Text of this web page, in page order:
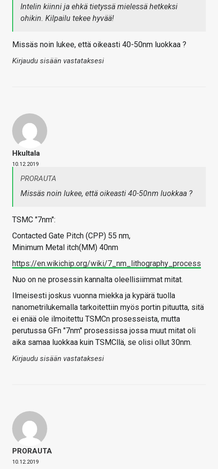
Intelin kiinni ja ehkä tietyssä mielessä hetkeksi
ohikin. Kilpailu tekee hyvää!
Missäs noin lukee, että oikeasti 40-50nm luokkaa ?
Kirjaudu sisään vastataksesi
Hkultala
10.12.2019
PRORAUTA
Missäs noin lukee, että oikeasti 40-50nm luokkaa ?
TSMC "7nm":
Contacted Gate Pitch (CPP) 55 nm,
Minimum Metal itch(MM) 40nm
https://en.wikichip.org/wiki/7_nm_lithography_process
Nuo on ne prosessin kannalta oleellisiimmat mitat.
Ilmeisesti joskus vuonna miekka ja kypärä tuolla
nanometrilukemalla tarkoitettiin myös portin pituutta, sitä
ei enää ole ilmoitettu TSMCn prosesseista, mutta
perutussa GFn "7nm" prosessissa jossa muut mitat oli
aika samaa luokkaa kuin TSMCllä, se olisi ollut 30nm.
Kirjaudu sisään vastataksesi
PRORAUTA
10.12.2019